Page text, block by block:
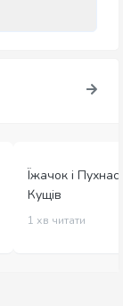
Їжачок і
Кущів
1 хв читати